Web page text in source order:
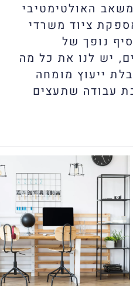
האולטימטיבי
ציוד משרדי
נופך של
יש לנו את כל מה
ייעוץ מומחה
עבודה שתעצים